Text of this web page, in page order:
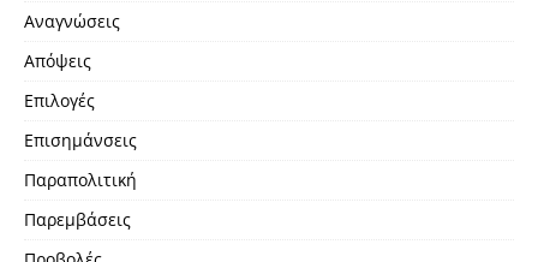
Αναγνώσεις
Απόψεις
Επιλογές
Επισημάνσεις
Παραπολιτική
Παρεμβάσεις